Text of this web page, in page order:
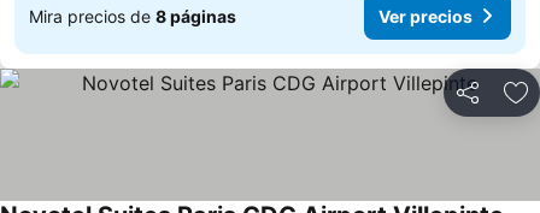
Mira precios de 8 páginas Ver precios
Compartir